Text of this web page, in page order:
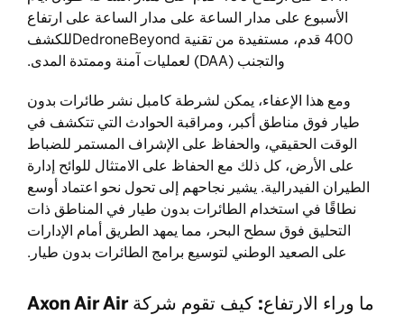
الأسبوع على مدار الساعة على مدار الساعة على ارتفاع
400 قدم، مستفيدة من تقنية DedroneBeyondللكشف
والتجنب (DAA) لعمليات آمنة وممتدة المدى.
ومع هذا الإعفاء، يمكن لشرطة كامبل نشر طائرات بدون
طيار فوق مناطق أكبر، ومراقبة الحوادث التي تتكشف في
الوقت الحقيقي، والحفاظ على الإشراف المستمر للضباط
على الأرض، كل ذلك مع الحفاظ على الامتثال للوائح إدارة
الطيران الفيدرالية. يشير نجاحهم إلى تحول نحو اعتماد أوسع
نطاقًا في استخدام الطائرات بدون طيار في المناطق ذات
التحليق فوق سطح البحر، مما يمهد الطريق أمام الإدارات
على الصعيد الوطني لتوسيع برامج الطائرات بدون طيار.
ما وراء الارتفاع: كيف تقوم شركة Axon Air Air